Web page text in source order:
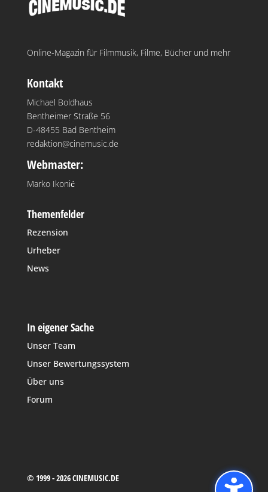
Online-Magazin für Filmmusik, Filme, Bücher und mehr
Kontakt
Michael Boldhaus
Bentheimer Straße 56
D-48455 Bad Bentheim
redaktion@cinemusic.de
Webmaster:
Marko Ikonić
Themenfelder
Rezension
Urheber
News
In eigener Sache
Unser Team
Unser Bewertungssystem
Über uns
Forum
© 1999 - 2026 CINEMUSIC.DE